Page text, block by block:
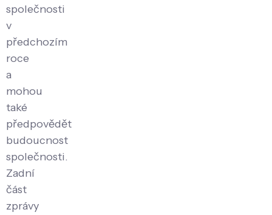
společnosti
v
předchozím
roce
a
mohou
také
předpovědět
budoucnost
společnosti.
Zadní
část
zprávy